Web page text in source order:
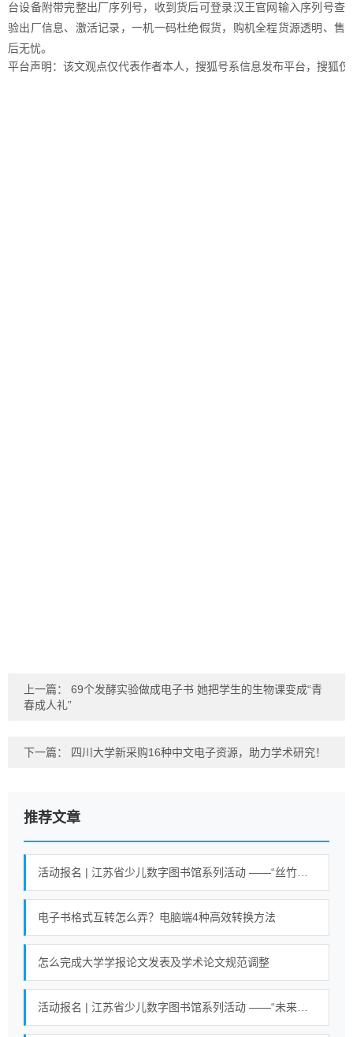
台设备附带完整出厂序列号，收到货后可登录汉王官网输入序列号查
验出厂信息、激活记录，一机一码杜绝假货，购机全程货源透明、售
后无忧。
平台声明：该文观点仅代表作者本人，搜狐号系信息发布平台，搜狐
上一篇： 69个发酵实验做成电子书 她把学生的生物课变成“青
春成人礼”
下一篇： 四川大学新采购16种中文电子资源，助力学术研究！
推荐文章
电子书格式互转怎么弄？电脑端4种高效转换方法
怎么完成大学学报论文发表及学术论文规范调整